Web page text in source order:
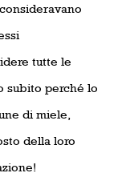
tutte le
subito perché lo
di miele,
della loro